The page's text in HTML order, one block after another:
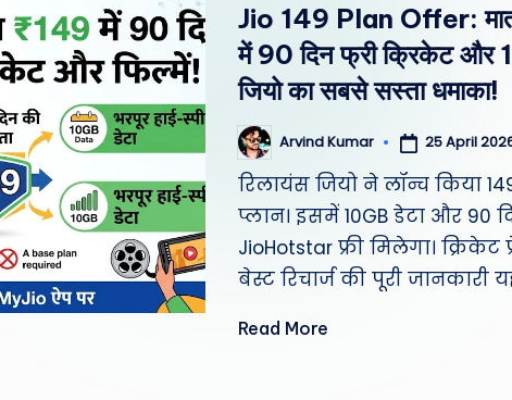
te
st
e
a
th
Jio 149 Plan Offer:
में 90 दिन फ्री क्रिकेट और
जियो का सबसे सस्ता धमाका!
Posted
by
Arvind Kumar 25 April
रिलायंस जियो ने लॉन्च किया
प्लान। इसमें 10GB डेटा और 90
JioHotstar फ्री मिलेगा। क्रिकेट
बेस्ट रिचार्ज की पूरी जानकारी
Read More